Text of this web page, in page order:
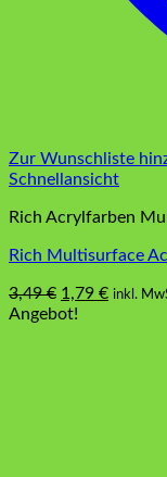
Zur Wunschliste
Schnellansicht
Rich Acrylfarben
Rich Multisurface
3,49€
Preis
1,79 € inkl.
Angebot!